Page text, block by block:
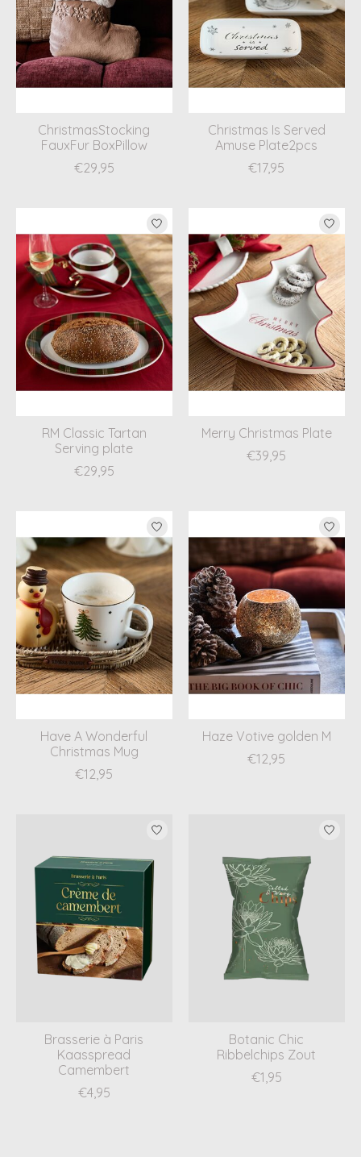
ChristmasStocking
FauxFur BoxPillow
€29,95
Christmas Is Served
Amuse Plate2pcs
€17,95
RM Classic Tartan
Serving plate
€29,95
Merry Christmas Plate
€39,95
Have A Wonderful
Christmas Mug
€12,95
Haze Votive golden M
€12,95
Brasserie à Paris
Kaasspread
Camembert
€4,95
Botanic Chic
Ribbelchips Zout
€1,95